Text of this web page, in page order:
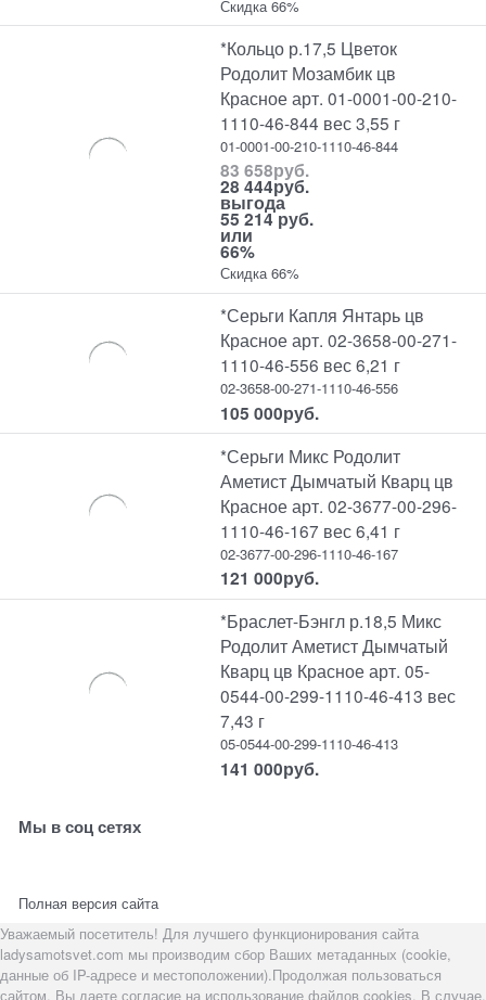
Скидка 66%
*Кольцо р.17,5 Цветок
Родолит Мозамбик цв
Красное арт. 01-0001-00-210-
1110-46-844 вес 3,55 г
01-0001-00-210-1110-46-844
83 658руб.
28 444руб.
выгода
55 214 руб.
или
66%
Скидка 66%
*Серьги Капля Янтарь цв
Красное арт. 02-3658-00-271-
1110-46-556 вес 6,21 г
02-3658-00-271-1110-46-556
105 000руб.
*Серьги Микс Родолит
Аметист Дымчатый Кварц цв
Красное арт. 02-3677-00-296-
1110-46-167 вес 6,41 г
02-3677-00-296-1110-46-167
121 000руб.
*Браслет-Бэнгл р.18,5 Микс
Родолит Аметист Дымчатый
Кварц цв Красное арт. 05-
0544-00-299-1110-46-413 вес
7,43 г
05-0544-00-299-1110-46-413
141 000руб.
Мы в соц сетях
Полная версия сайта
Уважаемый посетитель! Для лучшего функционирования сайта
ladysamotsvet.com мы производим сбор Ваших метаданных (cookie,
данные об IP-адресе и местоположении).Продолжая пользоваться
сайтом, Вы даете согласие на использование файлов cookies. В случае,